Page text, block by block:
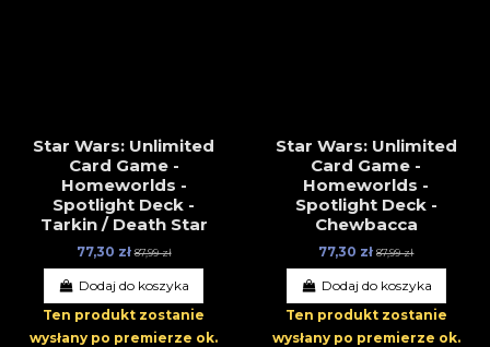
Star Wars: Unlimited
Card Game -
Homeworlds -
Spotlight Deck -
Tarkin / Death Star
77,30 zł87,99 zł
Dodaj do koszyka
Ten produkt zostanie
wysłany po premierze ok.
Star Wars: Unlimited
Card Game -
Homeworlds -
Spotlight Deck -
Chewbacca
77,30 zł87,99 zł
Dodaj do koszyka
Ten produkt zostanie
wysłany po premierze ok.